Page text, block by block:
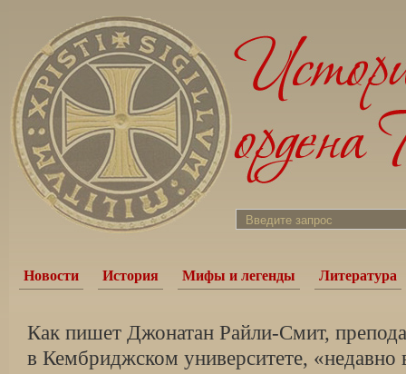
Новости История Мифы и легенды Литература
Как пишет Джонатан Райли-Смит,
в Кембридж­ском университете, «недавно